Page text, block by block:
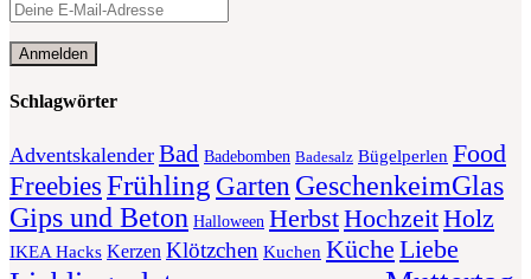
Schlagwörter
Adventskalender Bad Badebomben Badesalz Bügelperlen Food
FreebiesFrühling Garten GeschenkeimGlas
Gips und Beton Halloween HerbstHochzeitHolz
IKEA Hacks Kerzen Klötzchen Kuchen Küche Liebe